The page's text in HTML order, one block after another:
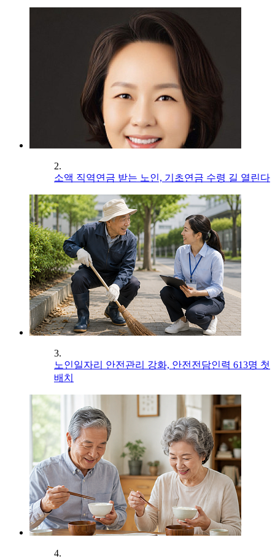
2.
소액 직역연금 받는 노인, 기초연금 수령 길 열린다
3.
노인일자리 안전관리 강화, 안전전담인력 613명 첫
배치
4.